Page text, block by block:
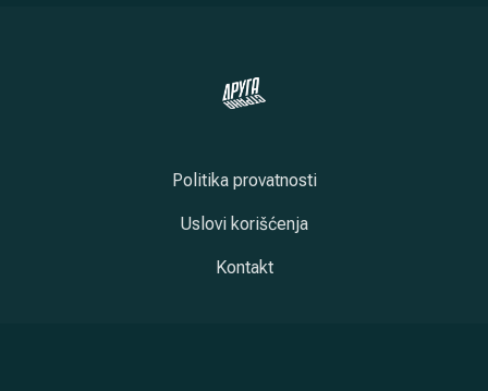
Politika provatnosti
Uslovi korišćenja
Kontakt